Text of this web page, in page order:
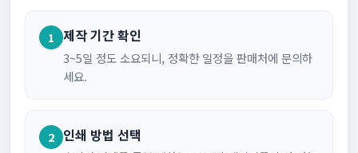
1 제작 기간 확인
3~5일 정도 소요되니, 정확한 일정을 판매처에 문의하
세요.
2 인쇄 방법 선택